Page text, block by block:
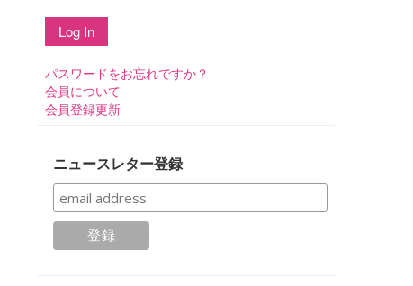
パスワードをお忘れですか？
会員について
会員登録更新
ニュースレター登録